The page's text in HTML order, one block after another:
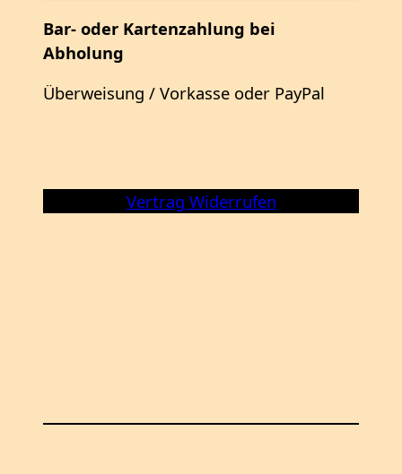
Bar- oder Kartenzahlung bei
Abholung
Überweisung / Vorkasse oder PayPal
Vertrag Widerrufen